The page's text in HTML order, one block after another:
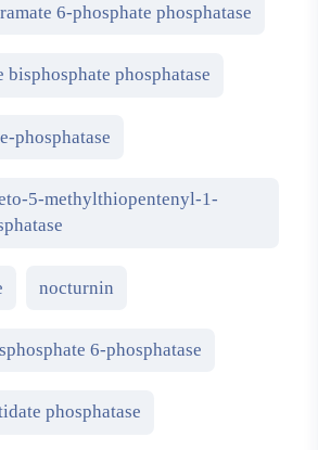
6-phosphate phosphatase
phosphatase
phosphatase
5-methylthiopentenyl-1-
nocturnin
6-phosphatase
phosphatase